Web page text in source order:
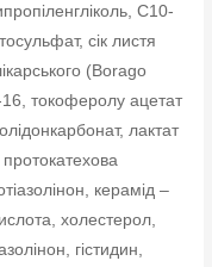
С10-
сік листя
(Borago
токоферолу ацетат
лактат
протокатехова
керамід –
холестерол,
гістидин,